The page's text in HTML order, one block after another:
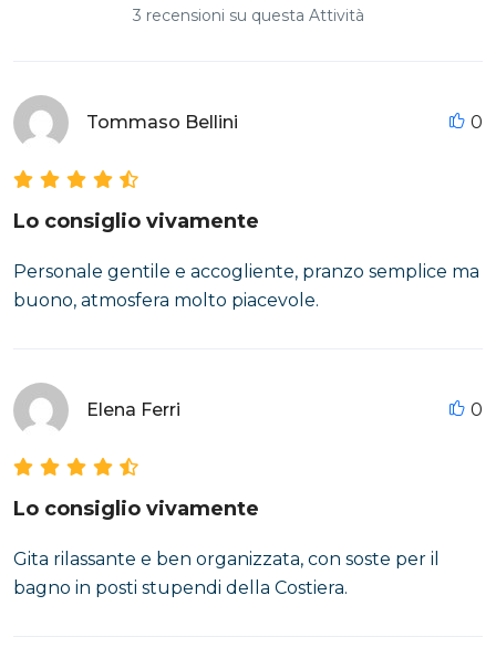
3 recensioni su questa Attività
Tommaso Bellini 0
Lo consiglio vivamente
Personale gentile e accogliente, pranzo semplice ma
buono, atmosfera molto piacevole.
Elena Ferri 0
Lo consiglio vivamente
Gita rilassante e ben organizzata, con soste per il
bagno in posti stupendi della Costiera.